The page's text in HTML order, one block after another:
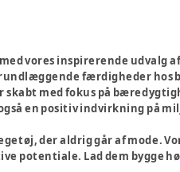
vores inspirerende
færdigheder hos
skabt med fokus på
en positiv indvirkning på
der aldrig går af mode.
potentiale. Lad dem bygge